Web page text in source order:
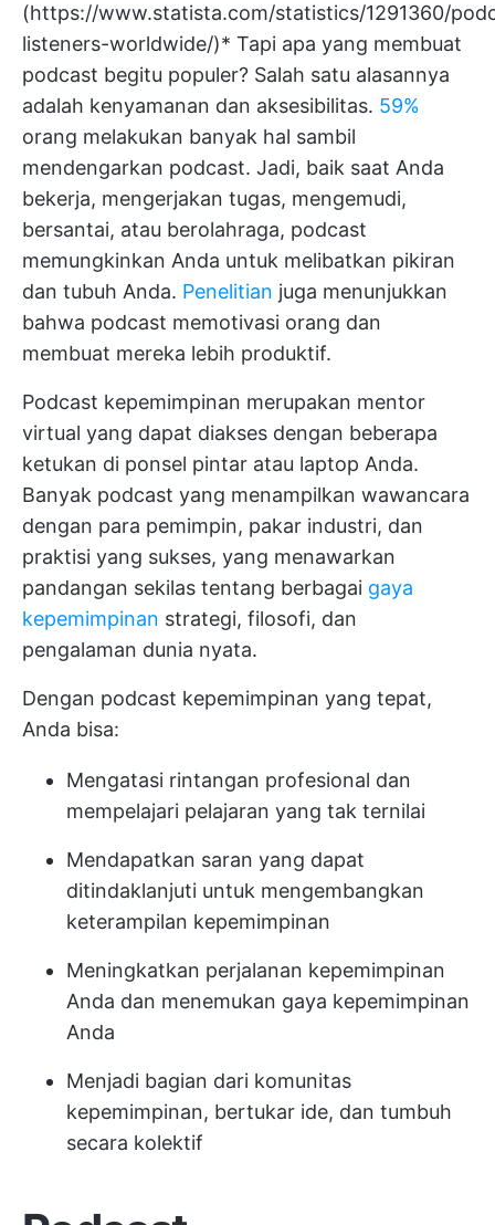
(https://www.statista.com/statistics/1291360/
listeners-worldwide/)* Tapi apa yang membuat
podcast begitu populer? Salah satu alasannya
adalah kenyamanan dan aksesibilitas. 59%
orang melakukan banyak hal sambil
mendengarkan podcast. Jadi, baik saat Anda
bekerja, mengerjakan tugas, mengemudi,
bersantai, atau berolahraga, podcast
memungkinkan Anda untuk melibatkan pikiran
dan tubuh Anda. Penelitian juga menunjukkan
bahwa podcast memotivasi orang dan
membuat mereka lebih produktif.
Podcast kepemimpinan merupakan mentor
virtual yang dapat diakses dengan beberapa
ketukan di ponsel pintar atau laptop Anda.
Banyak podcast yang menampilkan wawancara
dengan para pemimpin, pakar industri, dan
praktisi yang sukses, yang menawarkan
pandangan sekilas tentang berbagai gaya
kepemimpinan strategi, filosofi, dan
pengalaman dunia nyata.
Dengan podcast kepemimpinan yang tepat,
Anda bisa:
Mengatasi rintangan profesional dan
mempelajari pelajaran yang tak ternilai
Mendapatkan saran yang dapat
ditindaklanjuti untuk mengembangkan
keterampilan kepemimpinan
Meningkatkan perjalanan kepemimpinan
Anda dan menemukan gaya kepemimpinan
Anda
Menjadi bagian dari komunitas
kepemimpinan, bertukar ide, dan tumbuh
secara kolektif